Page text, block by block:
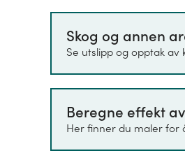
"Spørsmål
Samme
Det første
lokalt nivå.
Skog og annen
Se utslipp og opptak
Beregne effekt
Her finner du maler for